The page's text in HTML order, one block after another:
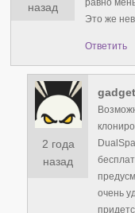
назад
равно
Это же
Ответить
2 года
назад
очень